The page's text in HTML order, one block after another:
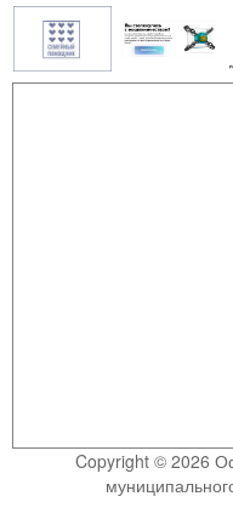
Copyright © 2026